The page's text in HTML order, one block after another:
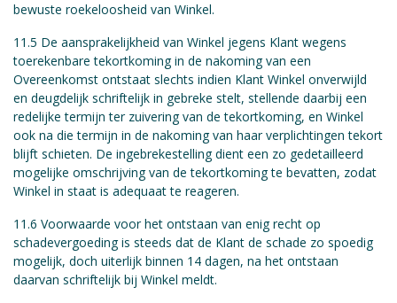
bewuste roekeloosheid van Winkel.
11.5 De aansprakelijkheid van Winkel jegens Klant wegens
toerekenbare tekortkoming in de nakoming van een
Overeenkomst ontstaat slechts indien Klant Winkel onverwijld
en deugdelijk schriftelijk in gebreke stelt, stellende daarbij een
redelijke termijn ter zuivering van de tekortkoming, en Winkel
ook na die termijn in de nakoming van haar verplichtingen tekort
blijft schieten. De ingebrekestelling dient een zo gedetailleerd
mogelijke omschrijving van de tekortkoming te bevatten, zodat
Winkel in staat is adequaat te reageren.
11.6 Voorwaarde voor het ontstaan van enig recht op
schadevergoeding is steeds dat de Klant de schade zo spoedig
mogelijk, doch uiterlijk binnen 14 dagen, na het ontstaan
daarvan schriftelijk bij Winkel meldt.